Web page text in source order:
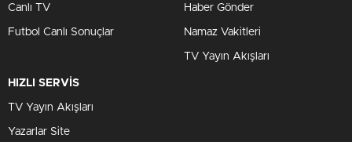
Canlı TV
Futbol Canlı Sonuçlar
Haber Gönder
Namaz Vakitleri
TV Yayın Akışları
HIZLI SERVİS
TV Yayın Akışları
Yazarlar Site